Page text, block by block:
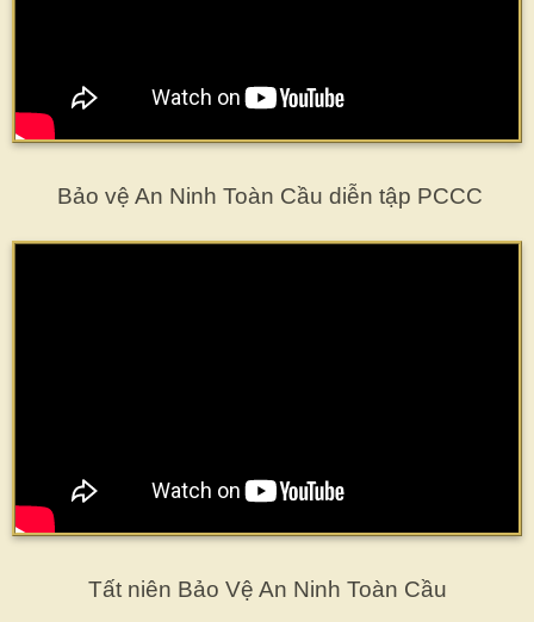
Bảo vệ An Ninh Toàn Cầu diễn tập PCCC
Tất niên Bảo Vệ An Ninh Toàn Cầu